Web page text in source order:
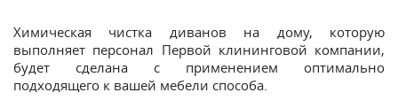
Химическая чистка диванов на дому, которую
выполняет персонал Первой клининговой компании,
будет сделана с применением оптимально
подходящего к вашей мебели способа.